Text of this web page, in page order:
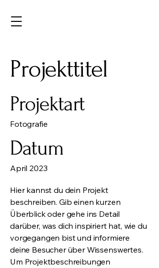
Projekttitel
Projektart
Fotografie
Datum
April 2023
Hier kannst du dein Projekt
beschreiben. Gib einen kurzen
Überblick oder gehe ins Detail
darüber, was dich inspiriert hat, wie du
vorgegangen bist und informiere
deine Besucher über Wissenswertes.
Um Projektbeschreibungen